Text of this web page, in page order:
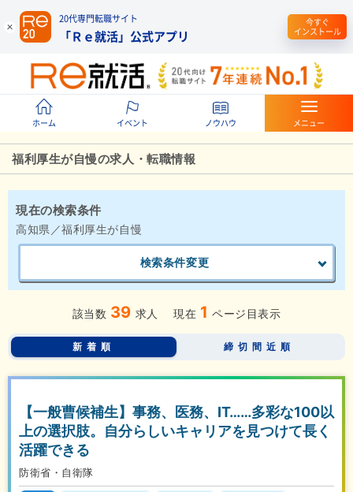
20代専門転職サイト
「Ｒｅ就活」公式アプリ
今すぐ
インストール
ホーム イベント ノウハウ メニュー
福利厚生が自慢の求人・転職情報
現在の検索条件
高知県／福利厚生が自慢
検索条件変更
該当数 39 求人 現在 1 ページ目表示
新着順 締切間近順
【一般曹候補生】事務、医務、IT……多彩な100以
上の選択肢。自分らしいキャリアを見つけて長く
活躍できる
防衛省・自衛隊